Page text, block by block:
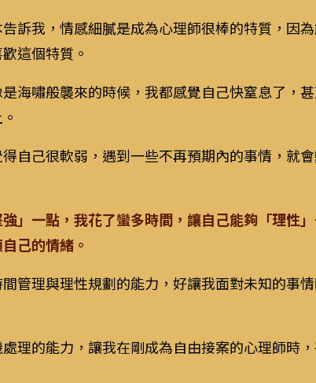
訴我，情感細膩是成為心理師很棒的特質，因
這個特質。
海嘯般襲來的時候，我都感覺自己快窒息了，
自己很軟弱，遇到一些不再預期內的事情，就
」一點，我花了蠻多時間，讓自己能夠「理性
己的情緒。
管理與理性規劃的能力，好讓我面對未知的事
理的能力，讓我在剛成為自由接案的心理師時